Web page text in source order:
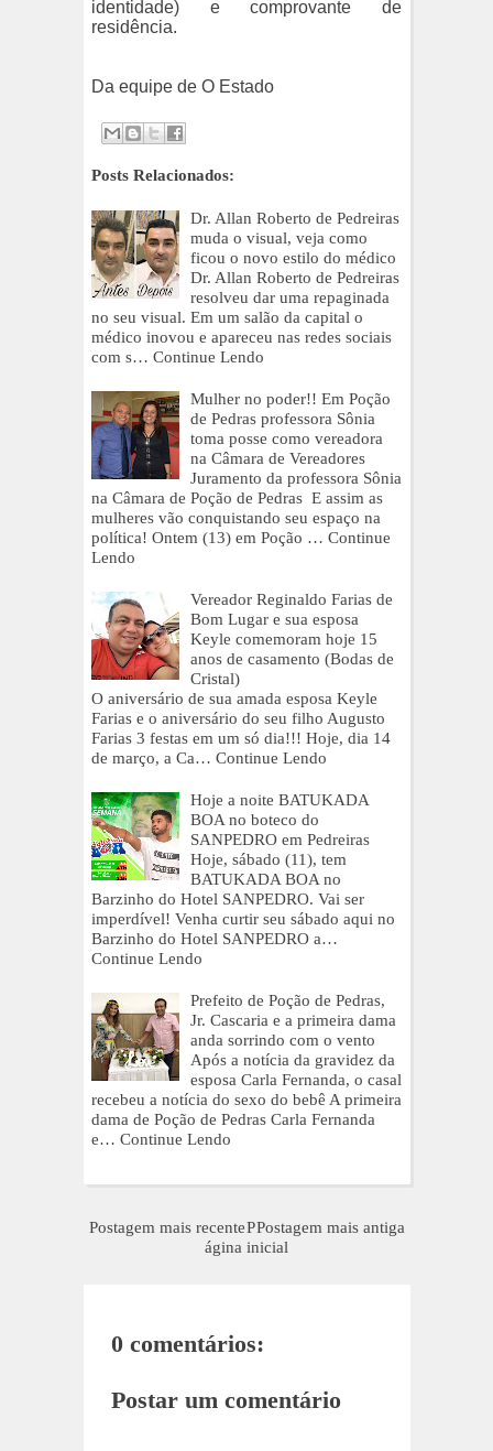
identidade) e comprovante de
residência.
Da equipe de O Estado
Posts Relacionados:
Dr. Allan Roberto de Pedreiras
muda o visual, veja como
ficou o novo estilo do médico
Dr. Allan Roberto de Pedreiras
resolveu dar uma repaginada
no seu visual. Em um salão da capital o
médico inovou e apareceu nas redes sociais
com s… Continue Lendo
Mulher no poder!! Em Poção
de Pedras professora Sônia
toma posse como vereadora
na Câmara de Vereadores
Juramento da professora Sônia
na Câmara de Poção de Pedras E assim as
mulheres vão conquistando seu espaço na
política! Ontem (13) em Poção … Continue
Lendo
Vereador Reginaldo Farias de
Bom Lugar e sua esposa
Keyle comemoram hoje 15
anos de casamento (Bodas de
Cristal)
O aniversário de sua amada esposa Keyle
Farias e o aniversário do seu filho Augusto
Farias 3 festas em um só dia!!! Hoje, dia 14
de março, a Ca… Continue Lendo
Hoje a noite BATUKADA
BOA no boteco do
SANPEDRO em Pedreiras
Hoje, sábado (11), tem
BATUKADA BOA no
Barzinho do Hotel SANPEDRO. Vai ser
imperdível! Venha curtir seu sábado aqui no
Barzinho do Hotel SANPEDRO a…
Continue Lendo
Prefeito de Poção de Pedras,
Jr. Cascaria e a primeira dama
anda sorrindo com o vento
Após a notícia da gravidez da
esposa Carla Fernanda, o casal
recebeu a notícia do sexo do bebê A primeira
dama de Poção de Pedras Carla Fernanda
e… Continue Lendo
Postagem mais recente Postagem mais antiga
P
ágina inicial
0 comentários:
Postar um comentário